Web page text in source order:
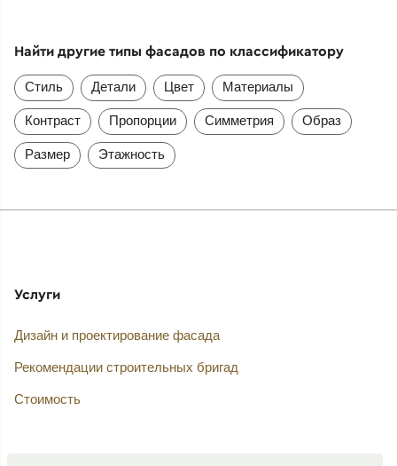
Найти другие типы фасадов по классификатору
Стиль Детали Цвет Материалы
Контраст Пропорции Симметрия Образ
Размер Этажность
Услуги
Дизайн и проектирование фасада
Рекомендации строительных бригад
Стоимость